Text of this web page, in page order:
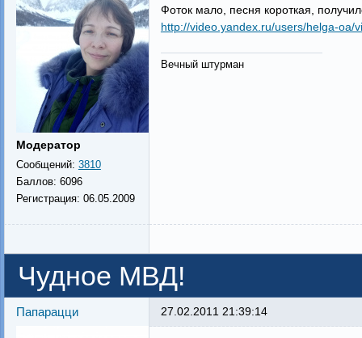
Модератор
Сообщений: 3810
Баллов: 6096
Регистрация: 06.05.2009
Фоток мало, песня короткая,
http://video.yandex.ru/users/helga-oa/
Вечный штурман
Чудное МВД!
Папарацци 27.02.2011 21:39:14